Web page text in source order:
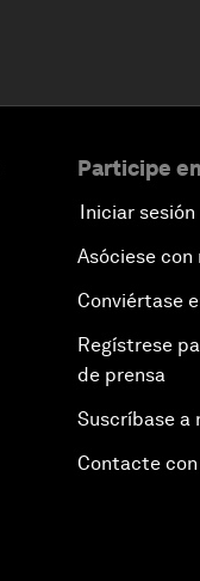
Participe
Iniciar sesión
Asóciese con
Conviértase
Regístrese
de prensa
Suscríbase a
Contacte